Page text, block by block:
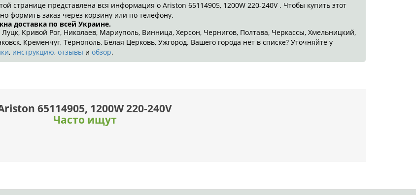
странице представлена вся информация о Ariston 65114905, 1200W 220-240V . Чтобы купить этот
формить заказ через корзину или по телефону.
доставка по всей Украине.
Кривой Рог, Николаев, Мариуполь, Винница, Херсон, Чернигов, Полтава, Черкассы, Хмельницкий,
Кременчуг, Тернополь, Белая Церковь, Ужгород. Вашего города нет в списке? Уточняйте у
, инструкцию, отзывы и обзор.
65114905, 1200W 220-240V
Часто ищут